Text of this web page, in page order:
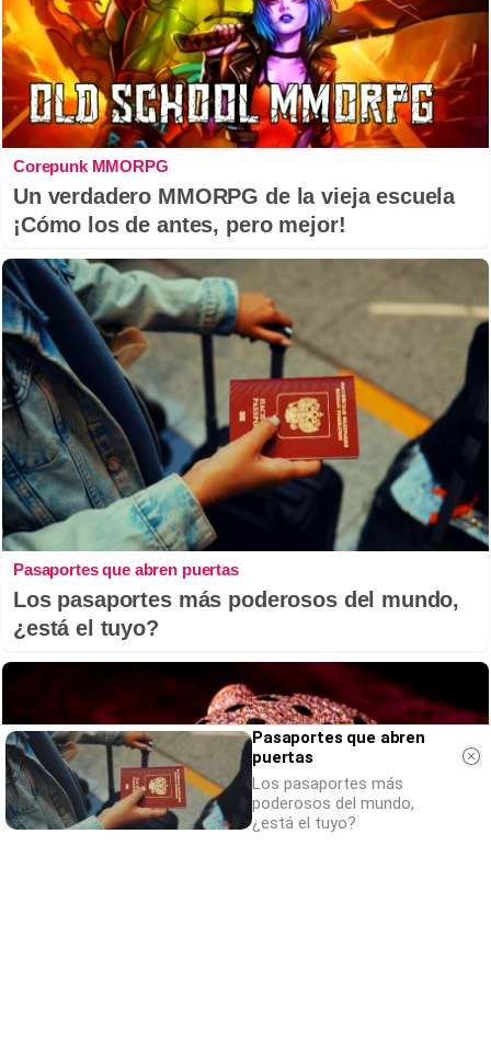
Corepunk MMORPG
Un verdadero MMORPG de la vieja escuela
¡Cómo los de antes, pero mejor!
Pasaportes que abren puertas
Los pasaportes más poderosos del mundo,
¿está el tuyo?
Pasaportes que abren
puertas
Los pasaportes más
poderosos del mundo,
¿está el tuyo?